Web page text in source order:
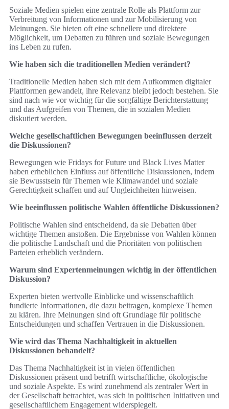
Soziale Medien spielen eine zentrale Rolle als Plattform zur
Verbreitung von Informationen und zur Mobilisierung von
Meinungen. Sie bieten oft eine schnellere und direktere
Möglichkeit, um Debatten zu führen und soziale Bewegungen
ins Leben zu rufen.
Wie haben sich die traditionellen Medien verändert?
Traditionelle Medien haben sich mit dem Aufkommen digitaler
Plattformen gewandelt, ihre Relevanz bleibt jedoch bestehen. Sie
sind nach wie vor wichtig für die sorgfältige Berichterstattung
und das Aufgreifen von Themen, die in sozialen Medien
diskutiert werden.
Welche gesellschaftlichen Bewegungen beeinflussen derzeit
die Diskussionen?
Bewegungen wie Fridays for Future und Black Lives Matter
haben erheblichen Einfluss auf öffentliche Diskussionen, indem
sie Bewusstsein für Themen wie Klimawandel und soziale
Gerechtigkeit schaffen und auf Ungleichheiten hinweisen.
Wie beeinflussen politische Wahlen öffentliche Diskussionen?
Politische Wahlen sind entscheidend, da sie Debatten über
wichtige Themen anstoßen. Die Ergebnisse von Wahlen können
die politische Landschaft und die Prioritäten von politischen
Parteien erheblich verändern.
Warum sind Expertenmeinungen wichtig in der öffentlichen
Diskussion?
Experten bieten wertvolle Einblicke und wissenschaftlich
fundierte Informationen, die dazu beitragen, komplexe Themen
zu klären. Ihre Meinungen sind oft Grundlage für politische
Entscheidungen und schaffen Vertrauen in die Diskussionen.
Wie wird das Thema Nachhaltigkeit in aktuellen
Diskussionen behandelt?
Das Thema Nachhaltigkeit ist in vielen öffentlichen
Diskussionen präsent und betrifft wirtschaftliche, ökologische
und soziale Aspekte. Es wird zunehmend als zentraler Wert in
der Gesellschaft betrachtet, was sich in politischen Initiativen und
gesellschaftlichem Engagement widerspiegelt.